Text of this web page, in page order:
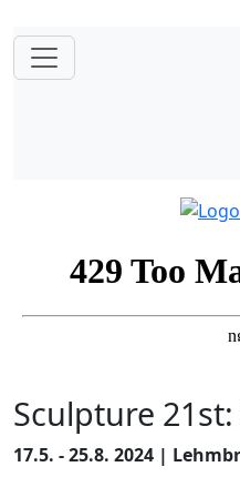
Sculpture
17.5. - 25.8. 2024 |